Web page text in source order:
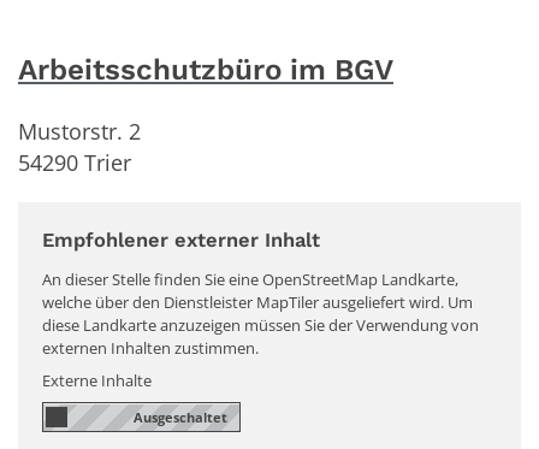
Arbeitsschutzbüro im BGV
Mustorstr. 2
54290 Trier
Empfohlener externer Inhalt
An dieser Stelle finden Sie eine OpenStreetMap Landkarte,
welche über den Dienstleister MapTiler ausgeliefert wird. Um
diese Landkarte anzuzeigen müssen Sie der Verwendung von
externen Inhalten zustimmen.
Externe Inhalte